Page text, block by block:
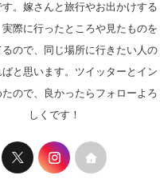
。嫁さんと旅行やお出かけする
際に行ったところや見たものを
ので、同じ場所に行きたい人の
と思います。ツイッターとイン
ので、良かったらフォローよろ
しくです！